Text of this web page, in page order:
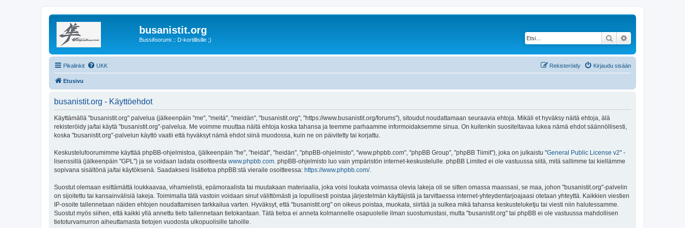
busanistit.org
Bussifoorumi :: D-kortillisille ;) Etsi
Pikalinkit UKK Kirjaudu sisään
Rekisteröidy
Etusivu
busanistit.org - Käyttöehdot
Käyttämällä "busanistit.org" palvelua (jälkeenpäin "me", "meitä", "meidän", "busanistit.org", "https://www.busanistit.org/forums"), sitoudut noudattamaan seuraavia ehtoja. Mikäli et hyväksy näitä ehtoja, älä
rekisteröidy ja/tai käytä "busanistit.org"-palvelua. Me voimme muuttaa näitä ehtoja koska tahansa ja teemme parhaamme informoidaksemme sinua. On kuitenkin suositeltavaa lukea nämä ehdot säännöllisesti,
koska "busanistit.org"-palvelun käyttö vaatii että hyväksyt nämä ehdot siinä muodossa, kuin ne on päivitetty tai korjattu.
Keskustelufoorumimme käyttää phpBB-ohjelmistoa, (jälkeenpäin "he", "heidät", "heidän", "phpBB-ohjelmisto", "www.phpbb.com", "phpBB Group", "phpBB Tiimit"), joka on julkaistu "General Public License v2" -
lisenssillä (jälkeenpäin "GPL") ja se voidaan ladata osoitteesta www.phpbb.com . phpBB-ohjelmisto luo vain ympäristön internet-keskustelulle. phpBB Limited ei ole vastuussa siitä, mitä sallimme tai kiellämme
sopivana sisältönä ja/tai käytöksenä. Saadaksesi lisätietoa phpBB:stä vieraile osoitteessa: https://www.phpbb.com/.
Suostut olemaan esittämättä loukkaavaa, vihamielistä, epämoraalista tai muutakaan materiaalia, joka voisi loukata voimassa olevia lakeja oli se sitten omassa maassasi, se maa, johon "busanistit.org"-palvelin
on sijoitettu tai kansainvälisiä lakeja. Toimimalla tätä vastoin voidaan sinut välittömästi ja lopullisesti poistaa järjestelmän käyttäjistä ja tarvittaessa internet-yhteydentarjoajaasi otetaan yhteyttä. Kaikkien viestien
IP-osoite tallennetaan näiden ehtojen noudattamisen tarkkailua varten. Hyväksyt, että "busanistit.org" on oikeus poistaa, muokata, siirtää ja sulkea mikä tahansa keskusteluketju tai viesti niin halutessamme.
Suostut myös siihen, että kaikki yllä annettu tieto tallennetaan tietokantaan. Tätä tietoa ei anneta kolmannelle osapuolelle ilman suostumustasi, mutta "busanistit.org" tai phpBB ei ole vastuussa mahdollisen
tietoturvamurron aiheuttamasta tietojen vuodosta ulkopuolisille tahoille.